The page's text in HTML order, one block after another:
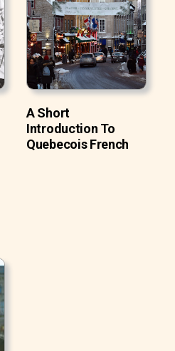
A Short
Introduction To
Quebecois French